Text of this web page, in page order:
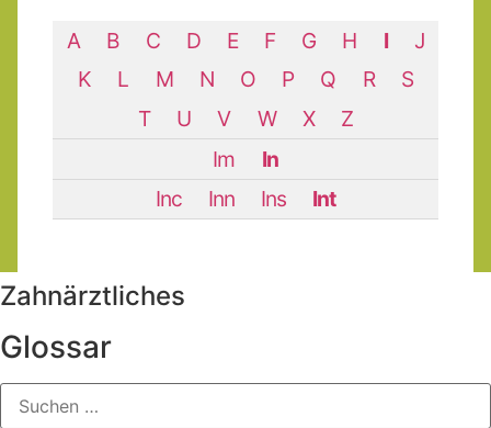
A B C D E F G H I
J
K
L M N O P Q R
S
T
U V W X
Z
Im
In
Inc
Inn Ins Int
Zahn­ärztliches
Glossar
Suchen